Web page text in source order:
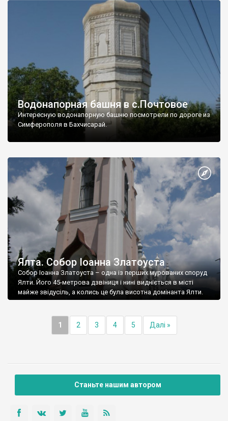
Водонапорная башня в с.Почтовое
Интересную водонапорную башню посмотрели по дороге из
Симферополя в Бахчисарай.
Ялта. Собор Іоанна Златоуста
Собор Іоанна Златоуста – одна із перших мурованих споруд
Ялти. Його 45-метрова дзвіниця і нині видніється в місті
майже звідусіль, а колись це була висотна домінанта Ялти.
1 2 3 4 5 Далі »
Станьте нашим автором